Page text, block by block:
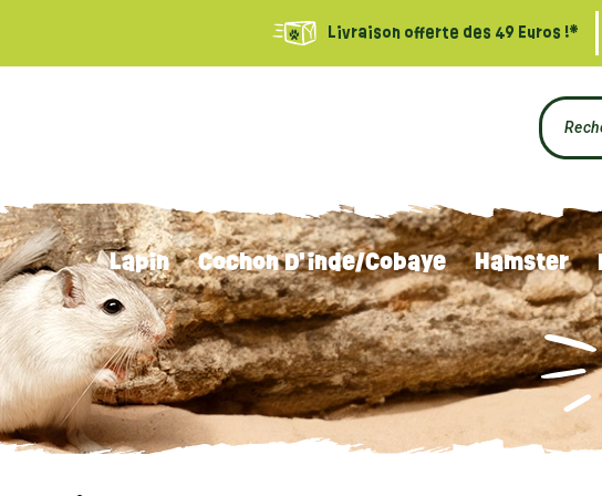
Livraison offerte des 49 Euros !*
Lapin Cochon D'inde/Cobaye Hamster